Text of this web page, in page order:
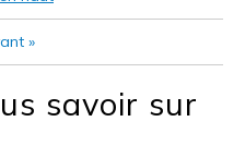
size too big
»
savoir sur